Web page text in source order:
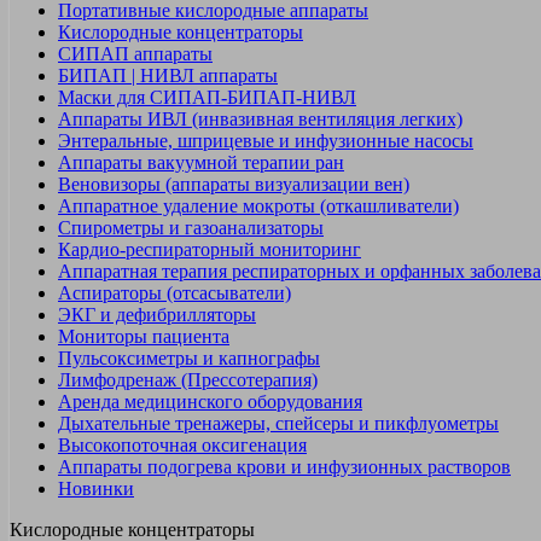
Портативные кислородные аппараты
Кислородные концентраторы
СИПАП аппараты
БИПАП | НИВЛ аппараты
Маски для СИПАП-БИПАП-НИВЛ
Аппараты ИВЛ (инвазивная вентиляция легких)
Энтеральные, шприцевые и инфузионные насосы
Аппараты вакуумной терапии ран
Веновизоры (аппараты визуализации вен)
Аппаратное удаление мокроты (откашливатели)
Спирометры и газоанализаторы
Кардио-респираторный мониторинг
Аппаратная терапия респираторных и орфанных
Аспираторы (отсасыватели)
ЭКГ и дефибрилляторы
Мониторы пациента
Пульсоксиметры и капнографы
Лимфодренаж (Прессотерапия)
Аренда медицинского оборудования
Дыхательные тренажеры, спейсеры и пикфлуометры
Высокопоточная оксигенация
Аппараты подогрева крови и инфузионных растворов
Новинки
Кислородные концентраторы